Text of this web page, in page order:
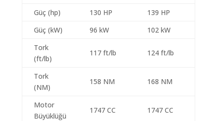
Güç (hp) 130 HP
139 HP
Güç (kW)
96 kW
102 kW
Tork
(ft/lb)
117 ft/lb 124 ft/lb
Tork
(NM)
158 NM 168 NM
Motor
Büyüklüğü
1747 CC 1747 CC